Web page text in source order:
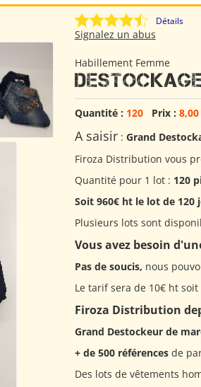
Détails
Signalez un abus
Habillement Femme
Quantité : 120Prix : 8,00
A saisir: Grand
Firoza Distribution vous
Quantité pour 1 lot : 120
Soit 960€ ht le lot de 120
Plusieurs lots sont
Vous avez besoin
Pas de soucis, nous
Le tarif sera de 10€ ht
Firoza Distribution
Grand Destockeur de
+ de 500 références de
Des lots de vêtements